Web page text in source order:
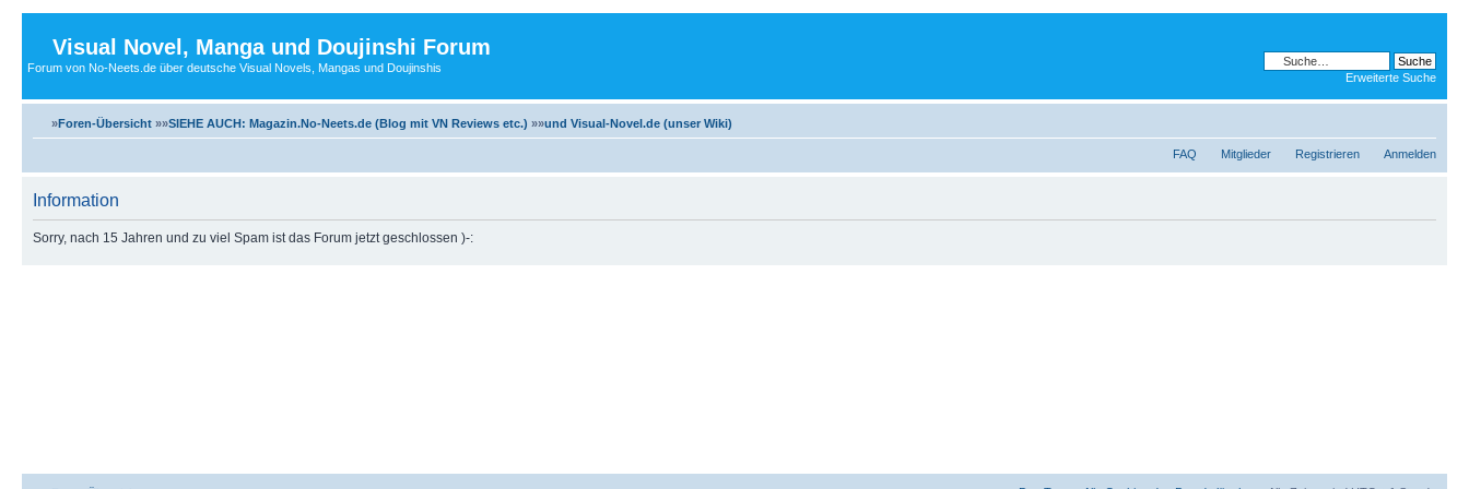
Visual Novel, Manga und Doujinshi Forum
Forum von No-Neets.de über deutsche Visual Novels, Mangas und Doujinshis
Erweiterte Suche
»Foren-Übersicht »»SIEHE AUCH: Magazin.No-Neets.de (Blog mit VN Reviews etc.) »»und Visual-Novel.de (unser Wiki)
FAQ Mitglieder Registrieren Anmelden
Information
Sorry, nach 15 Jahren und zu viel Spam ist das Forum jetzt geschlossen )-: